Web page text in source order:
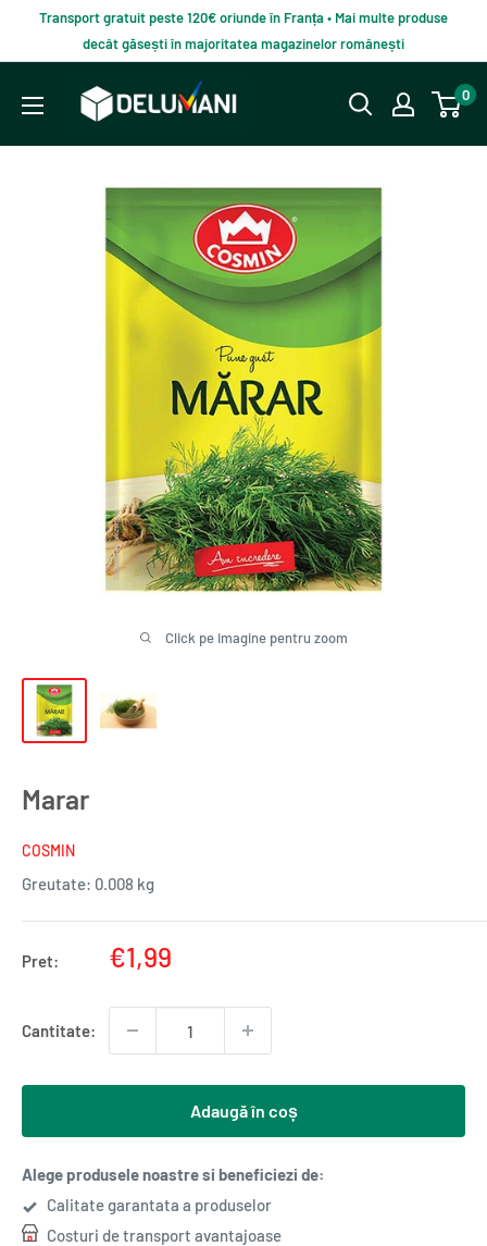
continut
Transport gratuit peste 120€ oriunde în Franța • Mai multe produse
decât găsești în majoritatea magazinelor românești
Delumani
Magazin
0
Click pe imagine pentru zoom
Marar
COSMIN
Greutate: 0.008 kg
Pret:
Pret
€1,99
Cantitate:
Adaugă în coș
Alege produsele noastre si beneficiezi de:
Calitate garantata a produselor
Costuri de transport avantajoase